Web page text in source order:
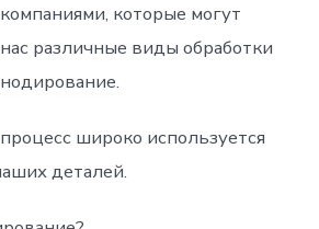
которые могут
различные виды обработки
широко используется
деталей.